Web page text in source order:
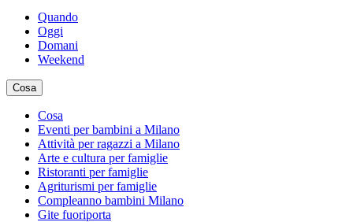
Quando
Oggi
Domani
Weekend
Cosa
Cosa
Eventi per bambini a Milano
Attività per ragazzi a Milano
Arte e cultura per famiglie
Ristoranti per famiglie
Agriturismi per famiglie
Compleanno bambini Milano
Gite fuoriporta